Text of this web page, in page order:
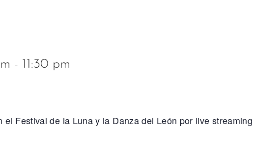
- 11:30 pm
Festival de la Luna y la Danza del León por live